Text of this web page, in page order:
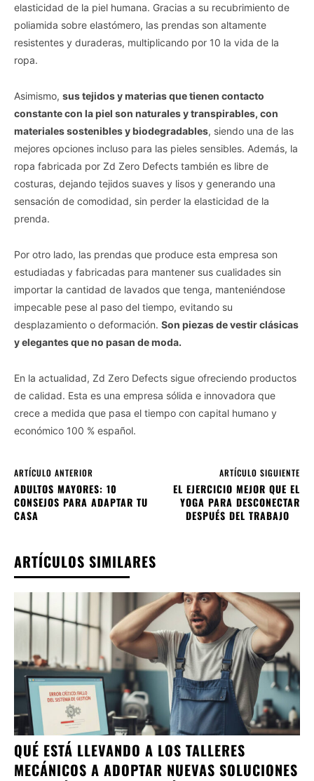
elasticidad de la piel humana. Gracias a su recubrimiento de
poliamida sobre elastómero, las prendas son altamente
resistentes y duraderas, multiplicando por 10 la vida de la
ropa.
Asimismo, sus tejidos y materias que tienen contacto
constante con la piel son naturales y transpirables, con
materiales sostenibles y biodegradables, siendo una de las
mejores opciones incluso para las pieles sensibles. Además, la
ropa fabricada por Zd Zero Defects también es libre de
costuras, dejando tejidos suaves y lisos y generando una
sensación de comodidad, sin perder la elasticidad de la
prenda.
Por otro lado, las prendas que produce esta empresa son
estudiadas y fabricadas para mantener sus cualidades sin
importar la cantidad de lavados que tenga, manteniéndose
impecable pese al paso del tiempo, evitando su
desplazamiento o deformación. Son piezas de vestir clásicas
y elegantes que no pasan de moda.
En la actualidad, Zd Zero Defects sigue ofreciendo productos
de calidad. Esta es una empresa sólida e innovadora que
crece a medida que pasa el tiempo con capital humano y
económico 100 % español.
ARTÍCULO ANTERIOR
ADULTOS MAYORES: 10
CONSEJOS PARA ADAPTAR TU
CASA
ARTÍCULO SIGUIENTE
EL EJERCICIO MEJOR QUE EL
YOGA PARA DESCONECTAR
DESPUÉS DEL TRABAJO
ARTÍCULOS SIMILARES
QUÉ ESTÁ LLEVANDO A LOS TALLERES
MECÁNICOS A ADOPTAR NUEVAS SOLUCIONES